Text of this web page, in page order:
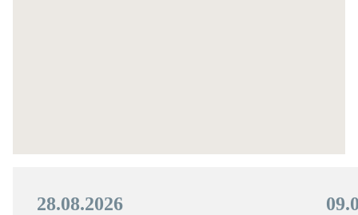
28.08.2026